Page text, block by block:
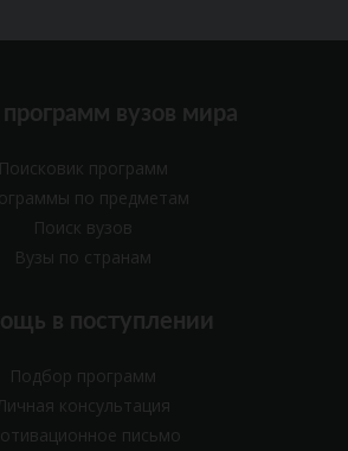
вузов мира
Поисковик программ
по предметам
Поиск вузов
Вузы по странам
в поступлении
Подбор программ
консультация
письмо